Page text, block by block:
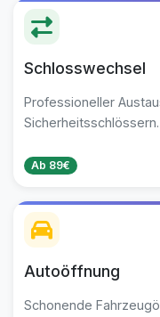
Schlosswechsel
Professioneller
Ab 89€
Autoöffnung
Schonende